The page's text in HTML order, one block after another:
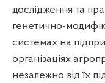
дослідження та
генетично-
системах на
організаціях
незалежно від їх